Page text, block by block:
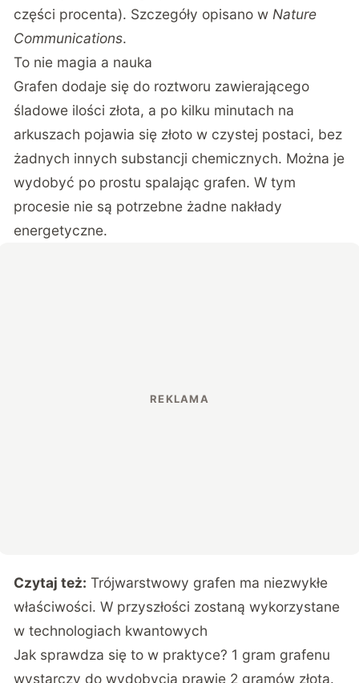
części procenta). Szczegóły opisano w Nature
Communications.
To nie magia a nauka
Grafen dodaje się do roztworu zawierającego
śladowe ilości złota, a po kilku minutach na
arkuszach pojawia się złoto w czystej postaci, bez
żadnych innych substancji chemicznych. Można je
wydobyć po prostu spalając grafen. W tym
procesie nie są potrzebne żadne nakłady
energetyczne.
Czytaj też: Trójwarstwowy grafen ma niezwykłe
właściwości. W przyszłości zostaną wykorzystane
w technologiach kwantowych
Jak sprawdza się to w praktyce? 1 gram grafenu
wystarczy do wydobycia prawie 2 gramów złota.